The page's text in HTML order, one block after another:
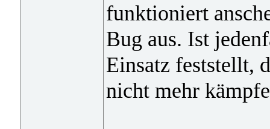
funktioniert
Bug aus. Ist
Einsatz feststellt,
nicht mehr